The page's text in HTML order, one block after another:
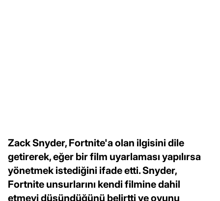
Zack Snyder, Fortnite'a olan ilgisini dile
getirerek, eğer bir film uyarlaması yapılırsa
yönetmek istediğini ifade etti. Snyder,
Fortnite unsurlarını kendi filmine dahil
etmeyi düşündüğünü belirtti ve oyunu